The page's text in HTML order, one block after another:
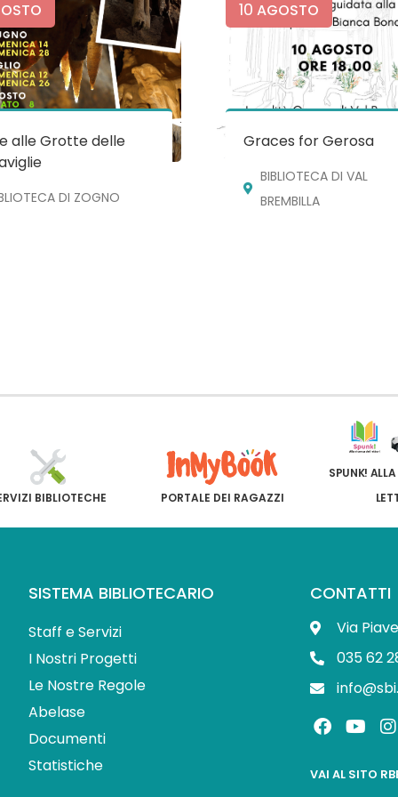
alle Grotte delle
DI ZOGNO
10 AGOSTO
Graces for Gerosa
BIBLIOTECA DI VAL
BREMBILLA
BIBLIOTECHE PORTALE DEI RAGAZZI
SPUNK!
SISTEMA BIBLIOTECARIO
Staff e Servizi
I Nostri Progetti
Le Nostre Regole
Abelase
Documenti
Statistiche
CONTATTI
Via
035 62
F
a
e
Y
o
t
I
n
t
VAI AL SITO